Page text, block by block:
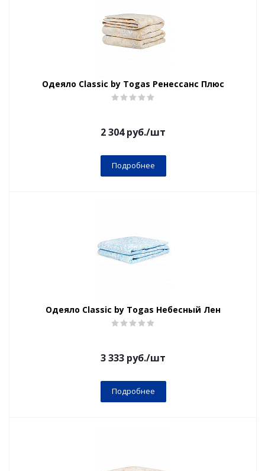
Одеяло Classic by Togas Ренессанс Плюс
2 304руб./шт
Подробнее
Одеяло Classic by Togas Небесный Лен
3 333 руб./шт
Подробнее